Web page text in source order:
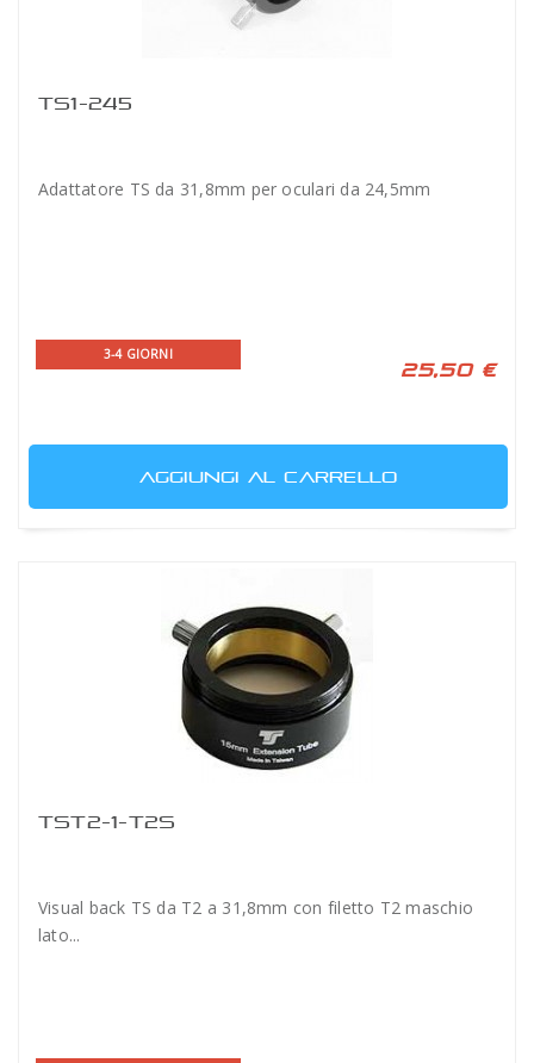
TS1-245
Adattatore TS da 31,8mm per oculari da 24,5mm
3-4 GIORNI
25,50 €
AGGIUNGI AL CARRELLO
TST2-1-T2S
Visual back TS da T2 a 31,8mm con filetto T2 maschio
lato...